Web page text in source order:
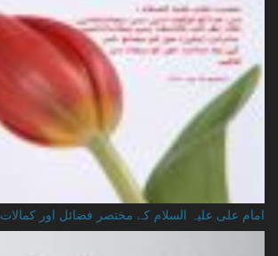
امام علی علیہ السلام کے مختصر فضائل اور کمالات